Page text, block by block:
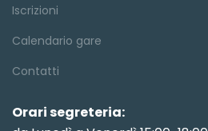
Iscrizioni
Calendario gare
Contatti
Orari segreteria: